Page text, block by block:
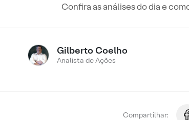
Confira as análises do dia e
Gilberto Coelho
Analista de Ações
Compartilhar: